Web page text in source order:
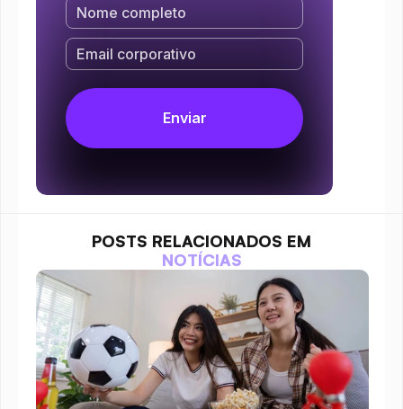
POSTS RELACIONADOS EM
NOTÍCIAS